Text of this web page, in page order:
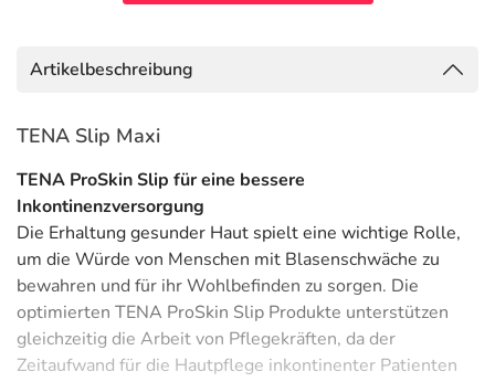
Artikelbeschreibung
TENA Slip Maxi
TENA ProSkin Slip für eine bessere
Inkontinenzversorgung
Die Erhaltung gesunder Haut spielt eine wichtige Rolle,
um die Würde von Menschen mit Blasenschwäche zu
bewahren und für ihr Wohlbefinden zu sorgen. Die
optimierten TENA ProSkin Slip Produkte unterstützen
gleichzeitig die Arbeit von Pflegekräften, da der
Zeitaufwand für die Hautpflege inkontinenter Patienten